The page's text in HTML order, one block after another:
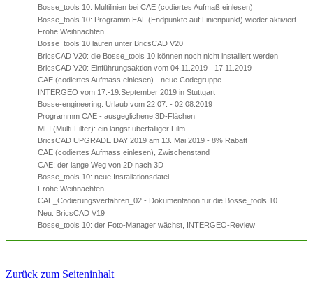
Bosse_tools 10: Multilinien bei CAE (codiertes Aufmaß einlesen)
Bosse_tools 10: Programm EAL (Endpunkte auf Linienpunkt) wieder aktiviert
Frohe Weihnachten
Bosse_tools 10 laufen unter BricsCAD V20
BricsCAD V20: die Bosse_tools 10 können noch nicht installiert werden
BricsCAD V20: Einführungsaktion vom 04.11.2019 - 17.11.2019
CAE (codiertes Aufmass einlesen) - neue Codegruppe
INTERGEO vom 17.-19.September 2019 in Stuttgart
Bosse-engineering: Urlaub vom 22.07. - 02.08.2019
Programmm CAE - ausgeglichene 3D-Flächen
MFI (Multi-Filter): ein längst überfälliger Film
BricsCAD UPGRADE DAY 2019 am 13. Mai 2019 - 8% Rabatt
CAE (codiertes Aufmass einlesen), Zwischenstand
CAE: der lange Weg von 2D nach 3D
Bosse_tools 10: neue Installationsdatei
Frohe Weihnachten
CAE_Codierungsverfahren_02 - Dokumentation für die Bosse_tools 10
Neu: BricsCAD V19
Bosse_tools 10: der Foto-Manager wächst, INTERGEO-Review
Zurück zum Seiteninhalt